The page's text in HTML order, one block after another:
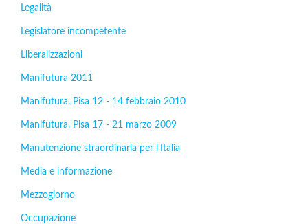
Legalità
Legislatore incompetente
Liberalizzazioni
Manifutura 2011
Manifutura. Pisa 12 - 14 febbraio 2010
Manifutura. Pisa 17 - 21 marzo 2009
Manutenzione straordinaria per l'Italia
Media e informazione
Mezzogiorno
Occupazione